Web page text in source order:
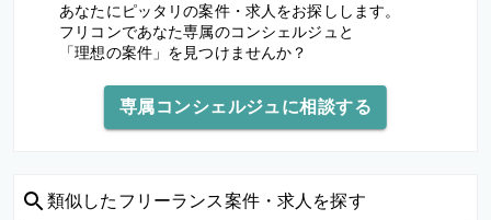
あなたにピッタリの案件・求人をお探しします。
フリコンであなた専属のコンシェルジュと
「理想の案件」を見つけませんか？
専属コンシェルジュに相談する
類似した フリーランス案件・求人を探す